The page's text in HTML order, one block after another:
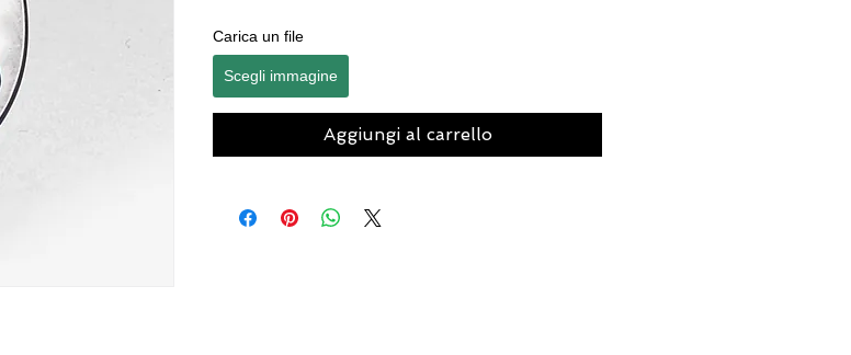
Carica un file
Scegli immagine
Aggiungi al carrello